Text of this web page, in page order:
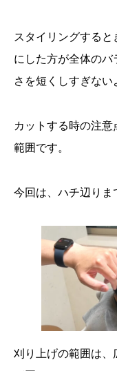
スタイリングする
にした方が全体の
さを短くしすぎない
カットする時の注
範囲です。
今回は、ハチ辺りま
刈り上げの範囲は